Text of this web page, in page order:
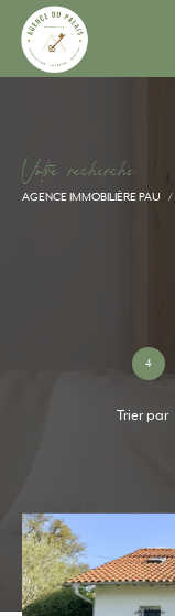
Votre recherche
AGENCE IMMOBILIÈRE PAU
4
Trier par